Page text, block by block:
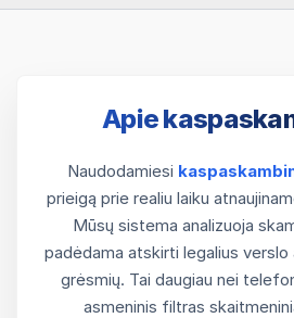
Apie
Naudodamiesi
prieigą prie realiu laiku
Mūsų sistema analizuoja
padėdama atskirti legalius
grėsmių. Tai daugiau nei
asmeninis filtras